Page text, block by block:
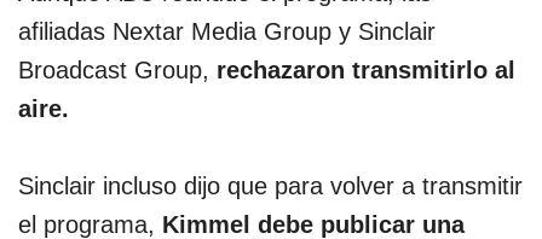
afiliadas Nextar Media Group y Sinclair
Broadcast Group, rechazaron transmitirlo al
aire.
Sinclair incluso dijo que para volver a transmitir
el programa, Kimmel debe publicar una